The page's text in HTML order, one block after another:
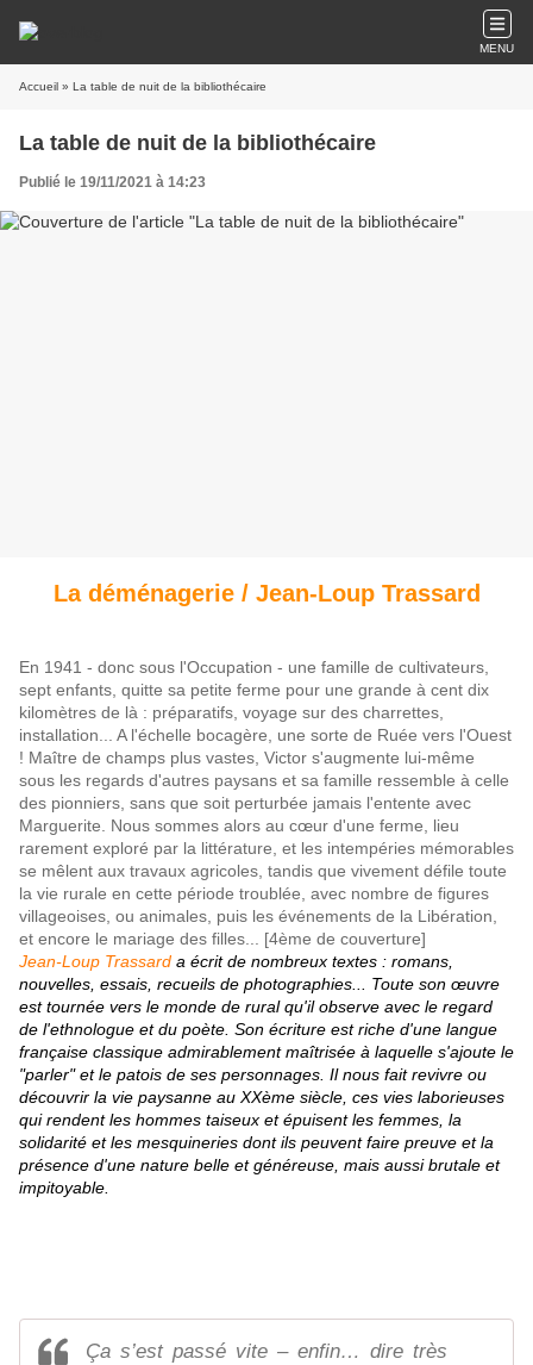
MENU
Accueil » La table de nuit de la bibliothécaire
La table de nuit de la bibliothécaire
Publié le 19/11/2021 à 14:23
La déménagerie / Jean-Loup Trassard
En 1941 - donc sous l'Occupation - une famille de cultivateurs,
sept enfants, quitte sa petite ferme pour une grande à cent dix
kilomètres de là : préparatifs, voyage sur des charrettes,
installation... A l'échelle bocagère, une sorte de Ruée vers l'Ouest
! Maître de champs plus vastes, Victor s'augmente lui-même
sous les regards d'autres paysans et sa famille ressemble à celle
des pionniers, sans que soit perturbée jamais l'entente avec
Marguerite. Nous sommes alors au cœur d'une ferme, lieu
rarement exploré par la littérature, et les intempéries mémorables
se mêlent aux travaux agricoles, tandis que vivement défile toute
la vie rurale en cette période troublée, avec nombre de figures
villageoises, ou animales, puis les événements de la Libération,
et encore le mariage des filles...
[4ème de couverture]
Jean-Loup Trassard a écrit de nombreux textes : romans,
nouvelles, essais, recueils de photographies... Toute son œuvre
est tournée vers le monde de rural qu'il observe avec le regard
de l'ethnologue et du poète. Son écriture est riche d'une langue
française classique admirablement maîtrisée à laquelle s'ajoute le
"parler" et le patois de ses personnages. Il nous fait revivre ou
découvrir la vie paysanne au XXème siècle, ces vies laborieuses
qui rendent les hommes taiseux et épuisent les femmes, la
solidarité et les mesquineries dont ils peuvent faire preuve et la
présence d'une nature belle et généreuse, mais aussi brutale et
impitoyable.
Ça s’est passé vite – enfin… dire très